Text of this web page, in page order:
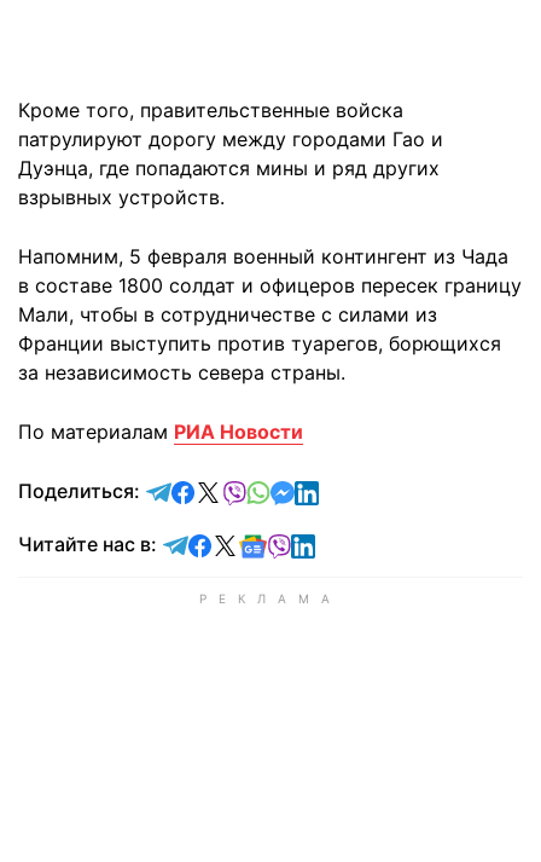
Кроме того, правительственные войска
патрулируют дорогу между городами Гао и
Дуэнца, где попадаются мины и ряд других
взрывных устройств.
Напомним, 5 февраля военный контингент из Чада
в составе 1800 солдат и офицеров пересек границу
Мали, чтобы в сотрудничестве с силами из
Франции выступить против туарегов, борющихся
за независимость севера страны.
По материалам РИА Новости
Поделиться: отправить в Telegram
поделиться в Facebook
поделиться в X
отправить в Viber
отправить в Whatsapp
отправить в Messenger
отправить в LinkedIn
Читайте нас в: Читайте в Telegram
Читайте в Facebook
Читайте в X
Читайте в Google news
Читайте в Viber
Читайте в LinkedIn